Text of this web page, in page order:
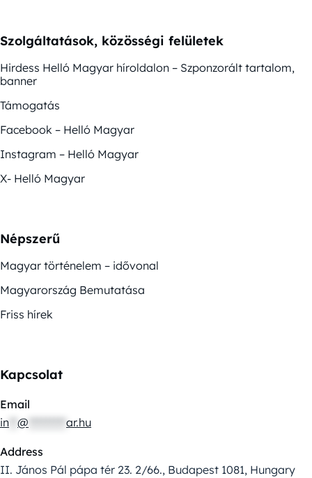
Szolgáltatások, közösségi felületek
Hirdess Helló Magyar híroldalon – Szponzorált tartalom,
banner
Támogatás
Facebook – Helló Magyar
Instagram – Helló Magyar
X- Helló Magyar
Népszerű
Magyar történelem – idővonal
Magyarország Bemutatása
Friss hírek
Kapcsolat
Email
in @ ar.hu
Address
II. János Pál pápa tér 23. 2/66., Budapest 1081, Hungary